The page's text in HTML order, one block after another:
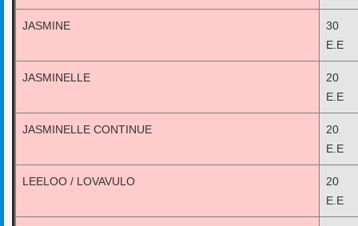
JASMINE
30
E.E
JASMINELLE
20
E.E
JASMINELLE CONTINUE
20
E.E
LEELOO / LOVAVULO
20
E.E